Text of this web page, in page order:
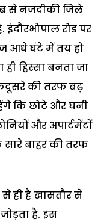
से नजदीकी जिले
रोड पर
आधे घंटे में तय हो
हिस्सा बनता जा
की तरफ बढ़
कि छोटे और घनी
और अपार्टमेंटों
सारे बाहर की तरफ
ही है खासतौर से
है. इस